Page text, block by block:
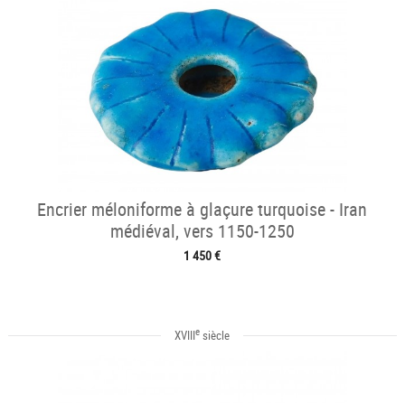
Encrier méloniforme à glaçure turquoise - Iran
médiéval, vers 1150-1250
1 450 €
XVIIIe siècle